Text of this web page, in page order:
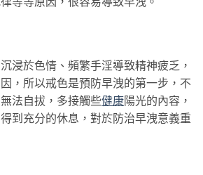
於色情、頻繁手淫導致精神疲乏，
，所以戒色是預防早洩的第一步，不
法自拔，多接觸些健康陽光的內容，
到充分的休息，對於防治早洩意義重